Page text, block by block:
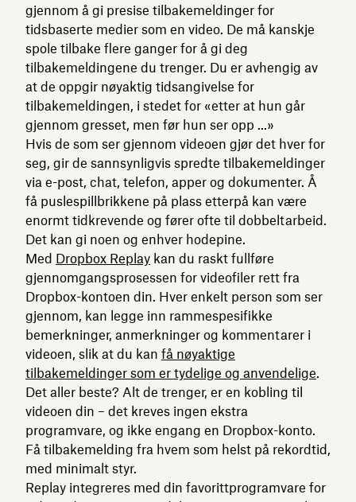
gjennom å gi presise tilbakemeldinger for
tidsbaserte medier som en video. De må kanskje
spole tilbake flere ganger for å gi deg
tilbakemeldingene du trenger. Du er avhengig av
at de oppgir nøyaktig tidsangivelse for
tilbakemeldingen, i stedet for «etter at hun går
gjennom gresset, men før hun ser opp ...»
Hvis de som ser gjennom videoen gjør det hver for
seg, gir de sannsynligvis spredte tilbakemeldinger
via e-post, chat, telefon, apper og dokumenter. Å
få puslespillbrikkene på plass etterpå kan være
enormt tidkrevende og fører ofte til dobbeltarbeid.
Det kan gi noen og enhver hodepine.
Med Dropbox Replay kan du raskt fullføre
gjennomgangsprosessen for videofiler rett fra
Dropbox-kontoen din. Hver enkelt person som ser
gjennom, kan legge inn rammespesifikke
bemerkninger, anmerkninger og kommentarer i
videoen, slik at du kan få nøyaktige
tilbakemeldinger som er tydelige og anvendelige.
Det aller beste? Alt de trenger, er en kobling til
videoen din – det kreves ingen ekstra
programvare, og ikke engang en Dropbox-konto.
Få tilbakemelding fra hvem som helst på rekordtid,
med minimalt styr.
Replay integreres med din favorittprogramvare for